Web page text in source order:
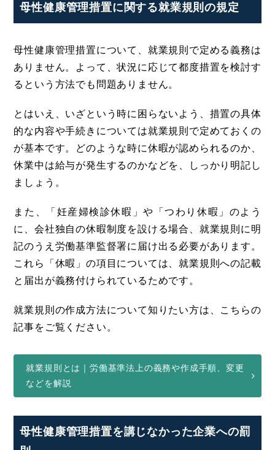
母性健康管理措置に関する就業規則の規定
母性健康管理措置について、就業規則で定める義務は
ありません。よって、状況に応じて都度措置を検討す
るという方法でも問題ありません。
とはいえ、いざという時に困らないよう、措置の具体
的な内容や手続きについては就業規則で定めておくの
が基本です。どのような時に休暇が認められるのか、
休業中は給与が発生するのかなどを、しっかり明記し
ましょう。
また、「妊産婦検診休暇」や「つわり休暇」のよう
に、会社独自の休暇制度を設ける場合、就業規則に明
記のうえ労働基準監督署に届け出る必要があります。
これら「休暇」の項目については、就業規則への記載
と届出が義務付けられているためです。
就業規則の作成方法について知りたい方は、こちらの
記事をご覧ください。
就業規則とは｜労働基準法上の義務や作成手順、変更
などを解説
母性健康管理措置を講じなかった企業への罰